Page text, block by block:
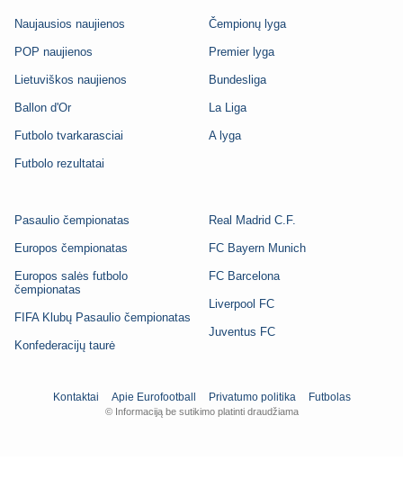
Naujausios naujienos
POP naujienos
Lietuviškos naujienos
Ballon d'Or
Futbolo tvarkarasciai
Futbolo rezultatai
Čempionų lyga
Premier lyga
Bundesliga
La Liga
A lyga
Pasaulio čempionatas
Europos čempionatas
Europos salės futbolo
čempionatas
FIFA Klubų Pasaulio čempionatas
Konfederacijų taurė
Real Madrid C.F.
FC Bayern Munich
FC Barcelona
Liverpool FC
Juventus FC
Kontaktai Apie Eurofootball Privatumo politika Futbolas
© Informaciją be sutikimo platinti draudžiama